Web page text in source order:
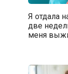
Я отдала
две
меня